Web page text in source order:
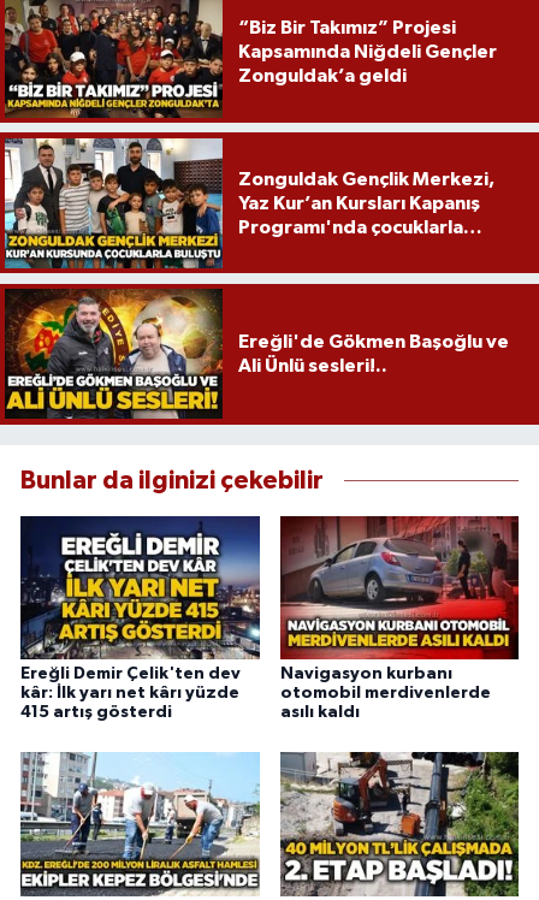
“Biz Bir Takımız” Projesi
Kapsamında Niğdeli Gençler
Zonguldak’a geldi
Zonguldak Gençlik Merkezi,
Yaz Kur’an Kursları Kapanış
Programı'nda çocuklarla
Ereğli'de Gökmen Başoğlu ve
Ali Ünlü sesleri!..
Bunlar da ilginizi çekebilir
Ereğli Demir Çelik'ten dev
kâr: İlk yarı net kârı yüzde
415 artış gösterdi
Navigasyon kurbanı
otomobil merdivenlerde
asılı kaldı
Ulusal
Yaşam